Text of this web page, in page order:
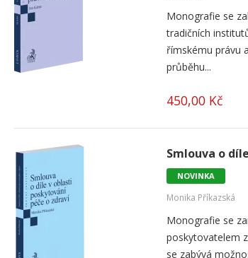
Monografie se
tradičních
římskému právu
průběhu...
450,00 Kč
Smlouva o
NOVINKA
Monika Příkazská
Monografie se
poskytovatelem
se zabývá